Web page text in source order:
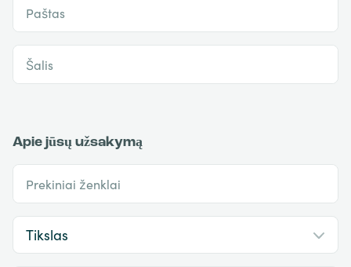
Paštas
Šalis
Apie jūsų užsakymą
Prekiniai ženklai